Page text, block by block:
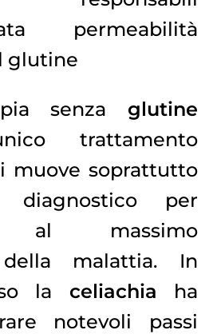
permeabilità
glutine
senza glutine
trattamento
muove soprattutto
per
al massimo
della malattia. In
la celiachia ha
notevoli passi